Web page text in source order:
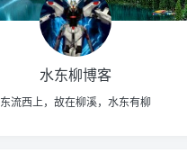
水东柳博客
东流西上，故在柳溪，水东有柳